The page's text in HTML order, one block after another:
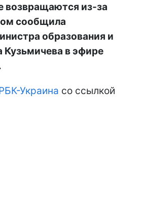
возвращаются из-за
сообщила
образования и
в эфире
Украина со ссылкой